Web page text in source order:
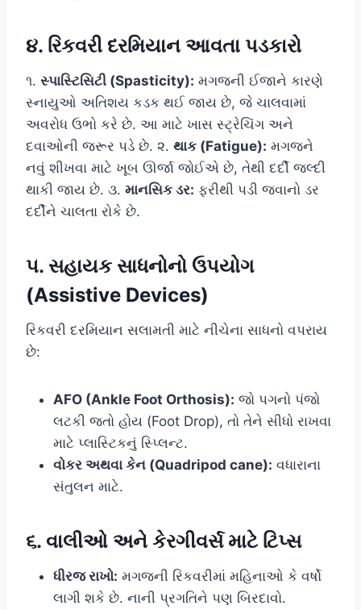
૪. રિકવરી દરમિયાન આવતા પડકારો
૧. સ્પાસ્ટિસિટી (Spasticity): મગજની ઈજાને કારણે
સ્નાયુઓ અતિશય કડક થઈ જાય છે, જે ચાલવામાં
અવરોધ ઉભો કરે છે. આ માટે ખાસ સ્ટ્રેચિંગ અને
દવાઓની જરૂર પડે છે. ૨. થાક (Fatigue): મગજને
નવું શીખવા માટે ખૂબ ઊર્જા જોઈએ છે, તેથી દર્દી જલ્દી
થાકી જાય છે. ૩. માનસિક ડર: ફરીથી પડી જવાનો ડર
દર્દીને ચાલતા રોકે છે.
૫. સહાયક સાધનોનો ઉપયોગ
(Assistive Devices)
રિકવરી દરમિયાન સલામતી માટે નીચેના સાધનો વપરાય
છે:
AFO (Ankle Foot Orthosis): જો પગનો પંજો
લટકી જતો હોય (Foot Drop), તો તેને સીધો રાખવા
માટે પ્લાસ્ટિકનું સ્પ્લિન્ટ.
વોકર અથવા કેન (Quadripod cane): વધારાના
સંતુલન માટે.
૬. વાલીઓ અને કેરગીવર્સ માટે ટિપ્સ
ધીરજ રાખો: મગજની રિકવરીમાં મહિનાઓ કે વર્ષો
લાગી શકે છે. નાની પ્રગતિને પણ બિરદાવો.